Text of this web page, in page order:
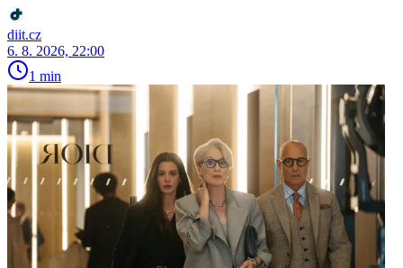
diit.cz
6. 8. 2026, 22:00
1 min